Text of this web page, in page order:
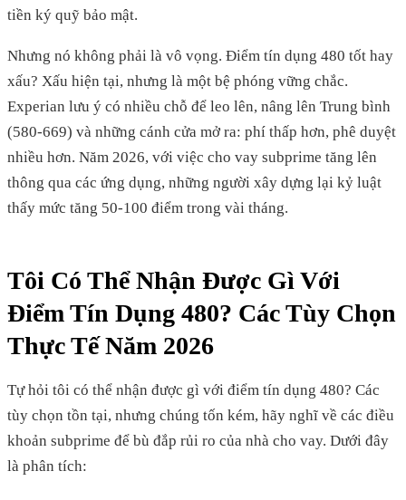
tiền ký quỹ bảo mật.
Nhưng nó không phải là vô vọng. Điểm tín dụng 480 tốt hay
xấu? Xấu hiện tại, nhưng là một bệ phóng vững chắc.
Experian lưu ý có nhiều chỗ để leo lên, nâng lên Trung bình
(580-669) và những cánh cửa mở ra: phí thấp hơn, phê duyệt
nhiều hơn. Năm 2026, với việc cho vay subprime tăng lên
thông qua các ứng dụng, những người xây dựng lại kỷ luật
thấy mức tăng 50-100 điểm trong vài tháng.
Tôi Có Thể Nhận Được Gì Với
Điểm Tín Dụng 480? Các Tùy Chọn
Thực Tế Năm 2026
Tự hỏi tôi có thể nhận được gì với điểm tín dụng 480? Các
tùy chọn tồn tại, nhưng chúng tốn kém, hãy nghĩ về các điều
khoản subprime để bù đắp rủi ro của nhà cho vay. Dưới đây
là phân tích: